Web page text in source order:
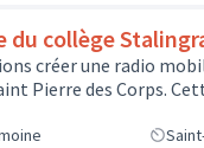
du collège
créer une radio
Pierre des Corps.